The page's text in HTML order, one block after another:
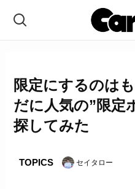
限定にするのは
だに人気の”限定
探してみた
TOPICS セイタロー